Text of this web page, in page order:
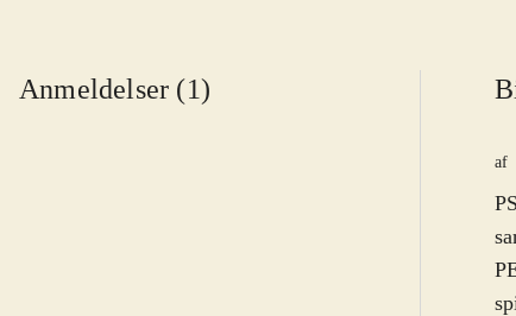
Anmeldelser (1)
af